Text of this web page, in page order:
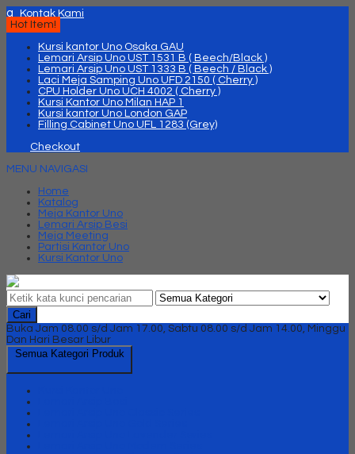
q
Kontak Kami
Hot Item!
Kursi kantor Uno Osaka GAU
Lemari Arsip Uno UST 1531 B ( Beech/Black )
Lemari Arsip Uno UST 1333 B ( Beech / Black )
Laci Meja Samping Uno UFD 2150 ( Cherry )
CPU Holder Uno UCH 4002 ( Cherry )
Kursi Kantor Uno Milan HAP 1
Kursi kantor Uno London GAP
Filling Cabinet Uno UFL 1283 (Grey)
Checkout
MENU NAVIGASI
Home
Katalog
Meja Kantor Uno
Lemari Arsip Besi
Meja Meeting
Partisi Kantor Uno
Kursi Kantor Uno
Cari
Buka Jam 08.00 s/d Jam 17.00, Sabtu 08.00 s/d Jam 14.00, Minggu
Dan Hari Besar Libur
Semua Kategori Produk